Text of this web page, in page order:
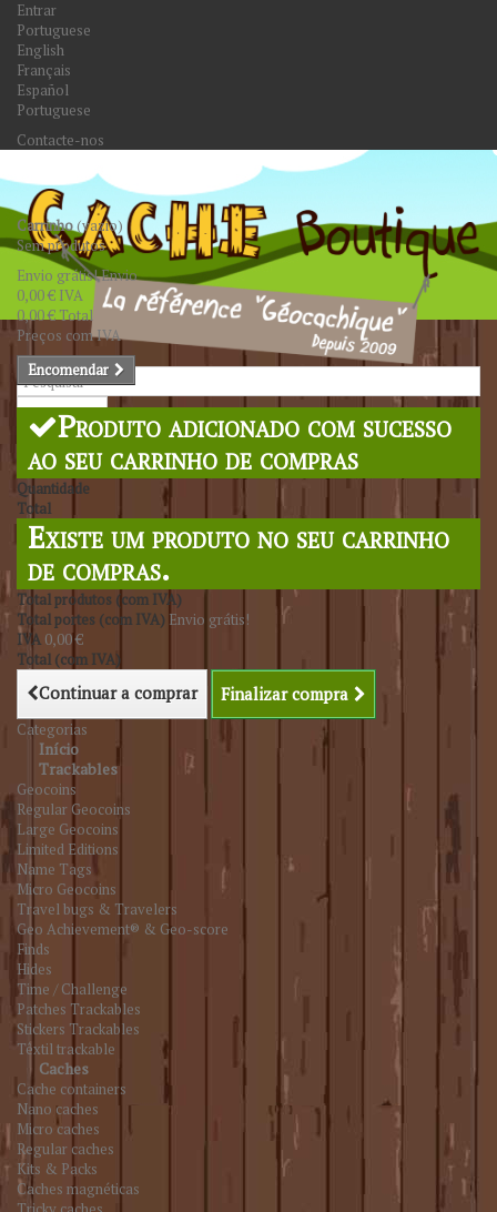
Entrar
Portuguese
English
Français
Español
Portuguese
Contacte-nos
Pesquisar
Carrinho(vazio)
Sem produtos
Envio grátis!Envio
0,00 € IVA
0,00 €Total
Preços com IVA
Encomendar
Produto adicionado com sucesso
ao seu carrinho de compras
Quantidade
Total
Existe um produto no seu carrinho
de compras.
Total produtos (com IVA)
Total portes (com IVA) Envio grátis!
IVA 0,00 €
Total (com IVA)
Continuar a comprar Finalizar compra
Categorias
Início
Trackables
Geocoins
Regular Geocoins
Large Geocoins
Limited Editions
Name Tags
Micro Geocoins
Travel bugs & Travelers
Geo Achievement® & Geo-score
Finds
Hides
Time / Challenge
Patches Trackables
Stickers Trackables
Têxtil trackable
Caches
Cache containers
Nano caches
Micro caches
Regular caches
Kits & Packs
Caches magnéticas